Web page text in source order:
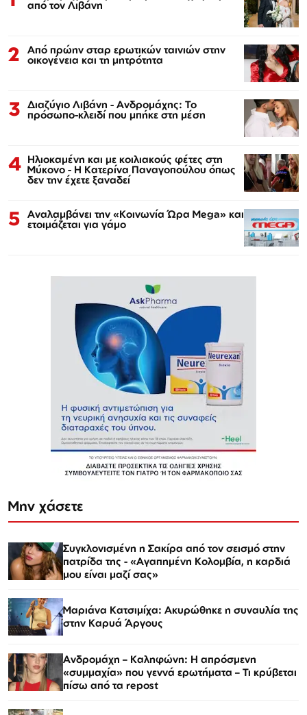
από τον Λιβάνη
2 Από πρώην σταρ ερωτικών ταινιών στην
οικογένεια και τη μητρότητα
3 Διαζύγιο Λιβάνη - Ανδρομάχης: Το
πρόσωπο-κλειδί που μπήκε στη μέση
4 Ηλιοκαμένη και με κοιλιακούς φέτες στη
Μύκονο - Η Κατερίνα Παναγοπούλου όπως
δεν την έχετε ξαναδεί
5 Αναλαμβάνει την «Κοινωνία Ώρα Mega» και
ετοιμάζεται για γάμο
Μην χάσετε
Συγκλονισμένη η Σακίρα από τον σεισμό στην
πατρίδα της - «Αγαπημένη Κολομβία, η καρδιά
μου είναι μαζί σας»
Μαριάνα Κατσιμίχα: Ακυρώθηκε η συναυλία της
στην Καρυά Άργους
Ανδρομάχη – Καληφώνη: Η απρόσμενη
«συμμαχία» που γεννά ερωτήματα – Τι κρύβεται
πίσω από τα repost